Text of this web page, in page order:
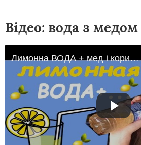
Відео: вода з
Лимонна ВОДА + мед і кориця З РАНКУ. РЕЦЕПТИ І КОРИСТЬ!